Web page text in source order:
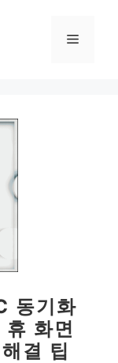
메
동기화
화면
결 팁